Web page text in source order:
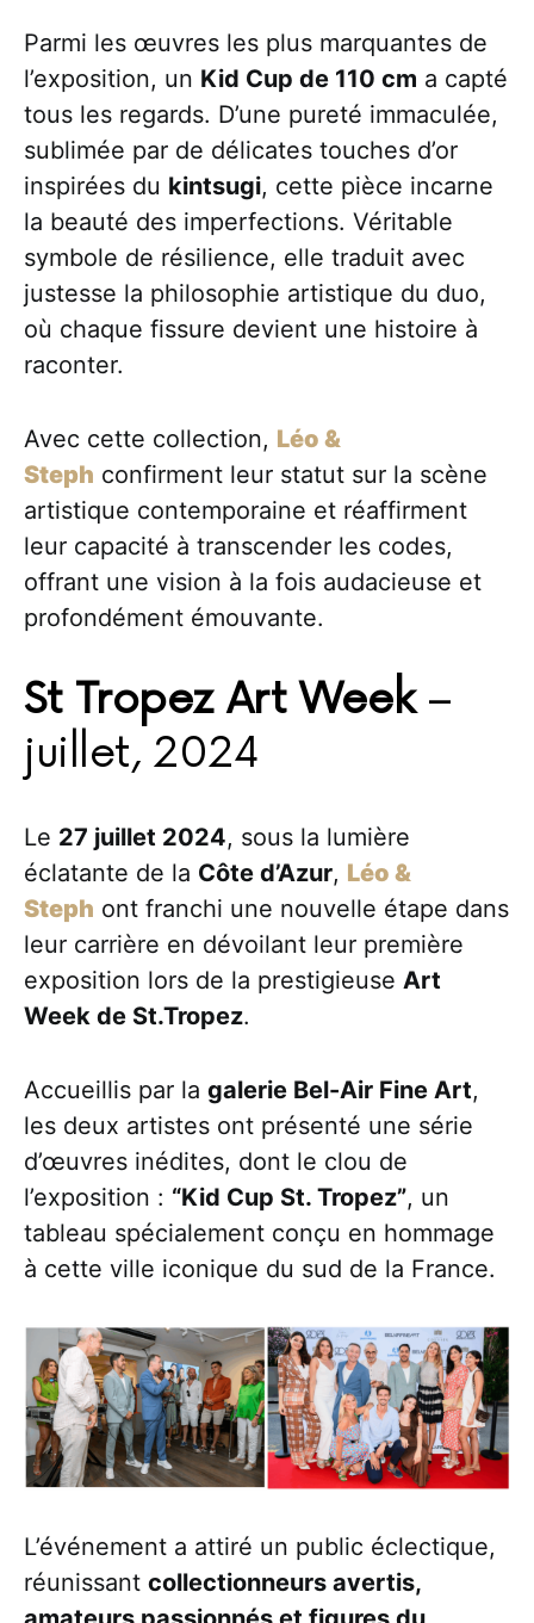
Parmi les œuvres les plus marquantes de
l’exposition, un Kid Cup de 110 cm a capté
tous les regards. D’une pureté immaculée,
sublimée par de délicates touches d’or
inspirées du kintsugi, cette pièce incarne
la beauté des imperfections. Véritable
symbole de résilience, elle traduit avec
justesse la philosophie artistique du duo,
où chaque fissure devient une histoire à
raconter.
Avec cette collection, Léo &
Steph confirment leur statut sur la scène
artistique contemporaine et réaffirment
leur capacité à transcender les codes,
offrant une vision à la fois audacieuse et
profondément émouvante.
St Tropez Art Week–
juillet, 2024
Le 27 juillet 2024, sous la lumière
éclatante de la Côte d’Azur, Léo &
Steph ont franchi une nouvelle étape dans
leur carrière en dévoilant leur première
exposition lors de la prestigieuse Art
Week de St.Tropez.
Accueillis par la galerie Bel-Air Fine Art,
les deux artistes ont présenté une série
d’œuvres inédites, dont le clou de
l’exposition : “Kid Cup St. Tropez”, un
tableau spécialement conçu en hommage
à cette ville iconique du sud de la France.
L’événement a attiré un public éclectique,
réunissant collectionneurs avertis,